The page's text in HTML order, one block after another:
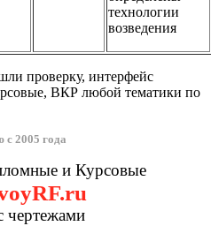
технологии
возведения
проверку, интерфейс
ВКР любой тематики по
с 2005 года
и Курсовые
чертежами